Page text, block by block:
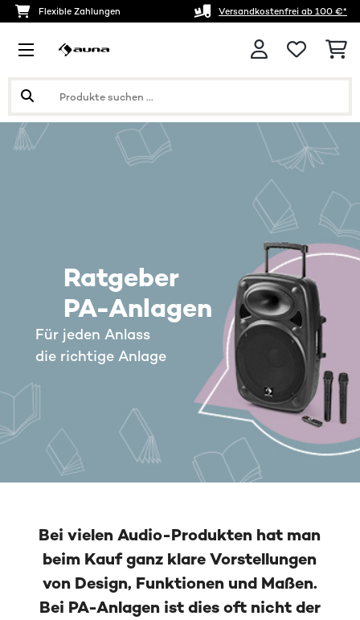
Flexible Zahlungen Versandkostenfrei ab 100 €*
Ratgeber
PA-Anlagen
Für jeden Anlass
die richtige Anlage
Bei vielen Audio-Produkten hat man
beim Kauf ganz klare Vorstellungen
von Design, Funktionen und Maßen.
Bei PA-Anlagen ist dies oft nicht der